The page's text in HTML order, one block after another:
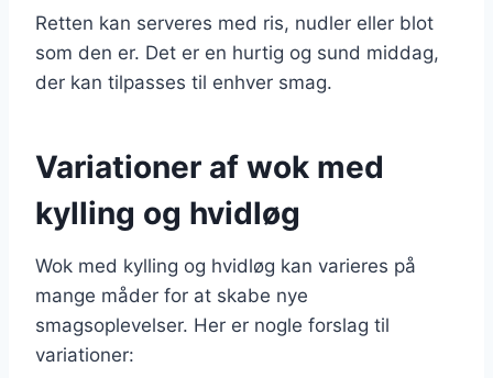
Retten kan serveres med ris, nudler eller blot
som den er. Det er en hurtig og sund middag,
der kan tilpasses til enhver smag.
Variationer af wok med
kylling og hvidløg
Wok med kylling og hvidløg kan varieres på
mange måder for at skabe nye
smagsoplevelser. Her er nogle forslag til
variationer: